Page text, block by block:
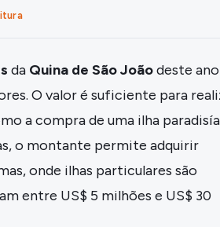
da Quina de São Joãodeste
O valor é suficiente para
a compra de uma ilha
o montante permite adquirir
onde ilhas particulares são
entre US$ 5 milhões e US$ 30